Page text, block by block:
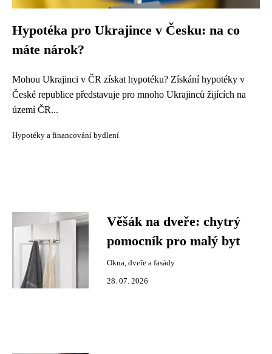
Hypotéka pro Ukrajince v Česku: na co
máte nárok?
Mohou Ukrajinci v ČR získat hypotéku? Získání hypotéky v
České republice představuje pro mnoho Ukrajinců žijících na
území ČR...
Hypotéky a financování bydlení
Věšák na dveře: chytrý
pomocník pro malý byt
Okna, dveře a fasády
28. 07. 2026